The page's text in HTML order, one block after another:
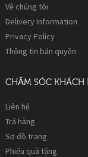
Về chúng tôi
Delivery Information
Privacy Policy
Thông tin bản quyền
CHĂM SÓC KHÁCH
Liên hệ
Trả hàng
Sơ đồ trang
Phiếu quà tặng